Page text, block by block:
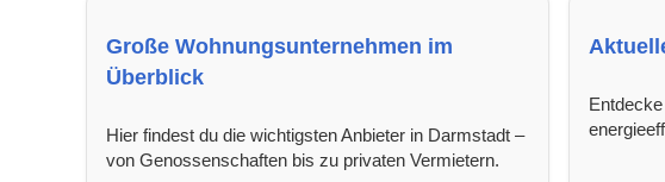
Große Wohnungsunternehmen im
Überblick
Hier findest du die wichtigsten Anbieter in Darmstadt –
von Genossenschaften bis zu privaten Vermietern.